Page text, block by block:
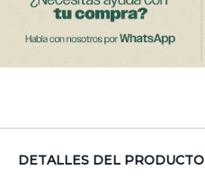
DETALLES DEL PRODUCTO